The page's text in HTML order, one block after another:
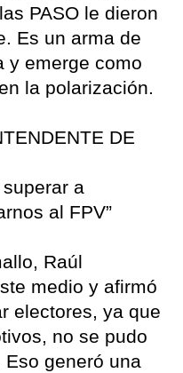
PASO le dieron
Es un arma de
y emerge como
la polarización.
DE
a
al FPV”
Raúl
medio y afirmó
electores, ya que
no se pudo
generó una